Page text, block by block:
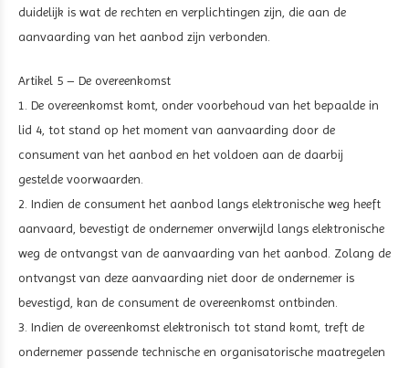
duidelijk is wat de rechten en verplichtingen zijn, die aan de
aanvaarding van het aanbod zijn verbonden.
Artikel 5 – De overeenkomst
1. De overeenkomst komt, onder voorbehoud van het bepaalde in
lid 4, tot stand op het moment van aanvaarding door de
consument van het aanbod en het voldoen aan de daarbij
gestelde voorwaarden.
2. Indien de consument het aanbod langs elektronische weg heeft
aanvaard, bevestigt de ondernemer onverwijld langs elektronische
weg de ontvangst van de aanvaarding van het aanbod. Zolang de
ontvangst van deze aanvaarding niet door de ondernemer is
bevestigd, kan de consument de overeenkomst ontbinden.
3. Indien de overeenkomst elektronisch tot stand komt, treft de
ondernemer passende technische en organisatorische maatregelen